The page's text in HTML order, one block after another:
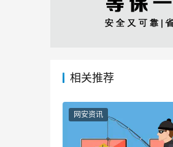
相关推荐
网安资讯